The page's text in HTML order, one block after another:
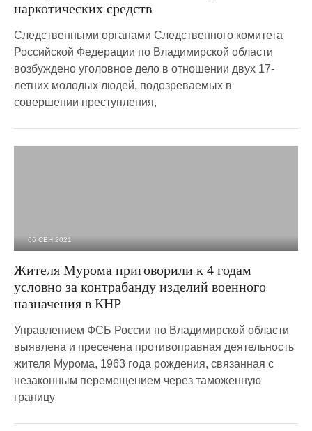
наркотических средств
Следственными органами Следственного комитета
Российской Федерации по Владимирской области
возбуждено уголовное дело в отношении двух 17-
летних молодых людей, подозреваемых в
совершении преступления,
06 СЕН 2021
Жителя Мурома приговорили к 4 годам
условно за контрабанду изделий военного
назначения в КНР
Управлением ФСБ России по Владимирской области
выявлена и пресечена противоправная деятельность
жителя Мурома, 1963 года рождения, связанная с
незаконным перемещением через таможенную
границу